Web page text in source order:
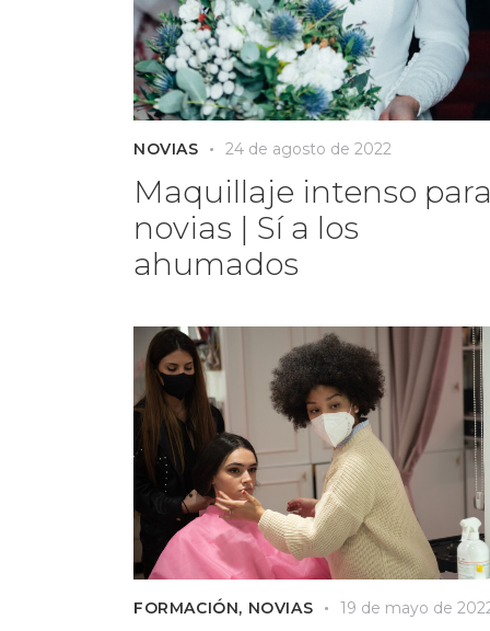
NOVIAS 24 de agosto de 2022
Maquillaje intenso
novias | Sí a los
ahumados
FORMACIÓN, NOVIAS 19 de mayo de